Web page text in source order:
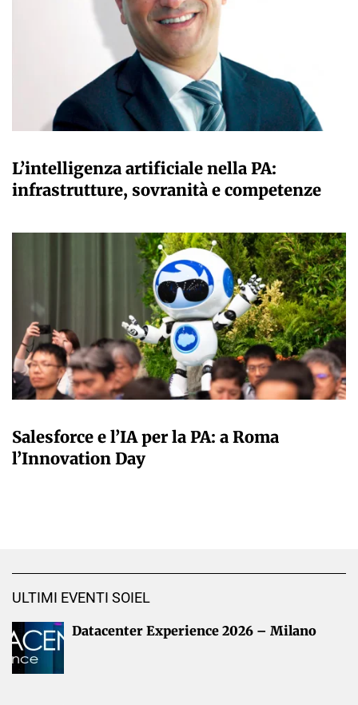
L’intelligenza artificiale nella PA:
infrastrutture, sovranità e competenze
Salesforce e l’IA per la PA: a Roma
l’Innovation Day
ULTIMI EVENTI SOIEL
Datacenter Experience 2026 – Milano